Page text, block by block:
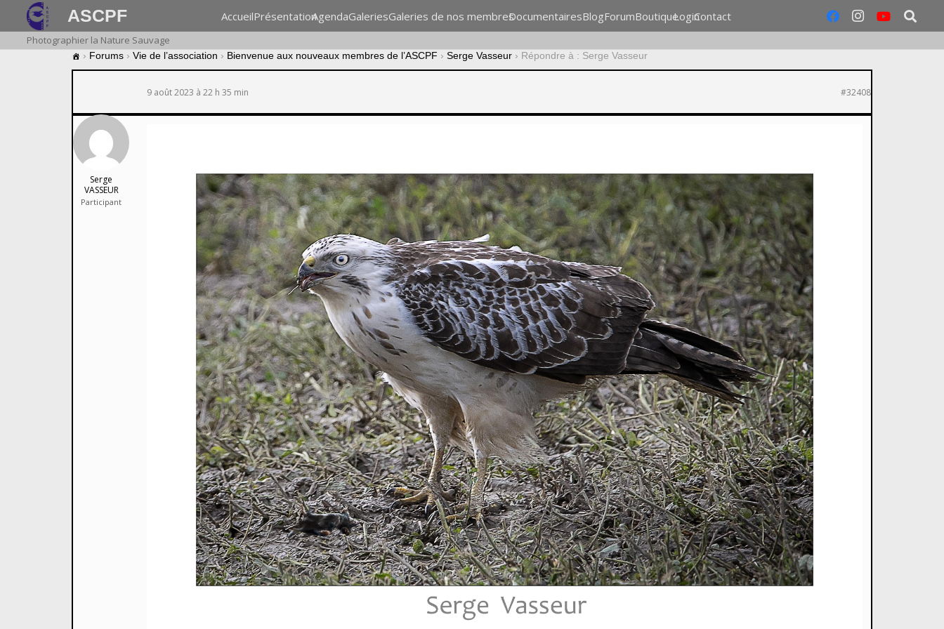
ASCPF AccueilPrésentationAgendaGaleriesGaleries de nos membresDocumentairesBlogForumBoutiqueLoginContact
Photographier la Nature Sauvage
› Forums › Vie de l’association › Bienvenue aux nouveaux membres de l’ASCPF › Serge Vasseur › Répondre à : Serge Vasseur
9 août 2023 à 22 h 35 min #32408
Serge
VASSEUR
Participant